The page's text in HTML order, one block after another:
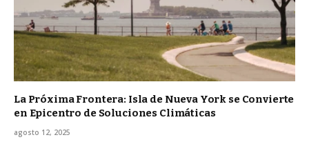
La Próxima Frontera: Isla de Nueva York se Convierte
en Epicentro de Soluciones Climáticas
agosto 12, 2025